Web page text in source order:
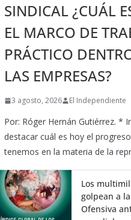
SINDICAL ¿CUÁL
EL MARCO DE
PRÁCTICO
LAS EMPRESAS?
3 agosto, 2026 El Independiente
Por: Róger Hernán Gutiérrez. *
destacar cuál es hoy el
tenemos en la materia de la
Los
golpean a
Ofensiva